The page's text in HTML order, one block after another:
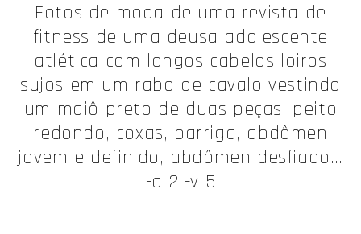
Fotos de moda de uma revista de
fitness de uma deusa adolescente
atlética com longos cabelos loiros
sujos em um rabo de cavalo vestindo
um maiô preto de duas peças, peito
redondo, coxas, barriga, abdômen
jovem e definido, abdômen desfiado…
-q 2 -v 5